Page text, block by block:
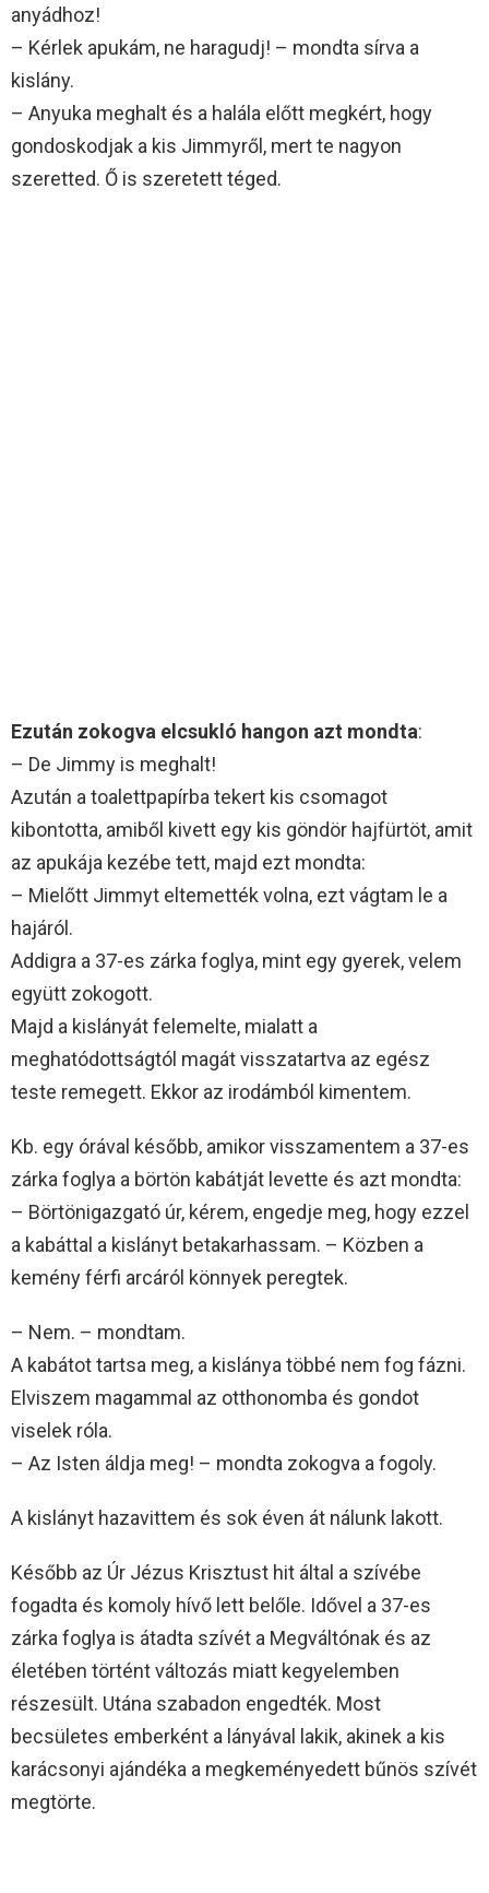
anyádhoz!
– Kérlek apukám, ne haragudj! – mondta sírva a
kislány.
– Anyuka meghalt és a halála előtt megkért, hogy
gondoskodjak a kis Jimmyről, mert te nagyon
szeretted. Ő is szeretett téged.
Ezután zokogva elcsukló hangon azt mondta:
– De Jimmy is meghalt!
Azután a toalettpapírba tekert kis csomagot
kibontotta, amiből kivett egy kis göndör hajfürtöt, amit
az apukája kezébe tett, majd ezt mondta:
– Mielőtt Jimmyt eltemették volna, ezt vágtam le a
hajáról.
Addigra a 37-es zárka foglya, mint egy gyerek, velem
együtt zokogott.
Majd a kislányát felemelte, mialatt a
meghatódottságtól magát visszatartva az egész
teste remegett. Ekkor az irodámból kimentem.
Kb. egy órával később, amikor visszamentem a 37-es
zárka foglya a börtön kabátját levette és azt mondta:
– Börtönigazgató úr, kérem, engedje meg, hogy ezzel
a kabáttal a kislányt betakarhassam. – Közben a
kemény férfi arcáról könnyek peregtek.
– Nem. – mondtam.
A kabátot tartsa meg, a kislánya többé nem fog fázni.
Elviszem magammal az otthonomba és gondot
viselek róla.
– Az Isten áldja meg! – mondta zokogva a fogoly.
A kislányt hazavittem és sok éven át nálunk lakott.
Később az Úr Jézus Krisztust hit által a szívébe
fogadta és komoly hívő lett belőle. Idővel a 37-es
zárka foglya is átadta szívét a Megváltónak és az
életében történt változás miatt kegyelemben
részesült. Utána szabadon engedték. Most
becsületes emberként a lányával lakik, akinek a kis
karácsonyi ajándéka a megkeményedett bűnös szívét
megtörte.